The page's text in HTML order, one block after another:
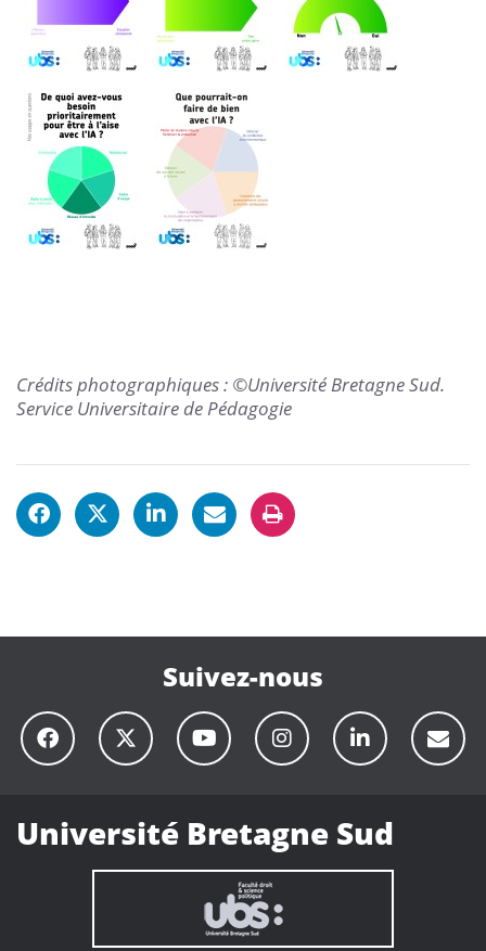
Crédits photographiques : ©Université Bretagne Sud.
Service Universitaire de Pédagogie
Suivez-nous
Université Bretagne Sud